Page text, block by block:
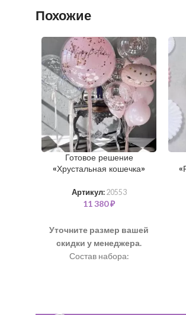
Похожие
Готовое решение
«Хрустальная кошечка»
Артикул: 20553
11 380₽
Уточните размер вашей
скидки у менеджера.
Состав набора: